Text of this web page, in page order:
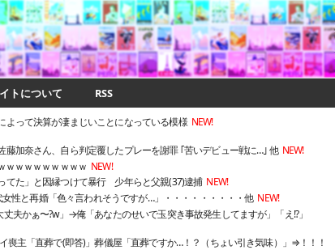
トについて RSS
って決算が凄まじいことになっている模様 NEW!
加奈さん、自ら判定覆したプレーを謝罪 ｢苦いデビュー戦に…｣ 他 NEW!
ｗｗｗｗｗｗｗｗｗ NEW!
てた」と因縁つけて暴行 少年らと父親(37)逮捕 NEW!
女性と再婚「色々言われそうですが…」・・・・・・・・・他 NEW!
夫かぁ〜?w」→俺「あなたのせいで玉突き事故発生してますが」「え!?」
喪主「直葬で(即答)」葬儀屋「直葬ですか…！？（ちょい引き気味）」⇒！！！